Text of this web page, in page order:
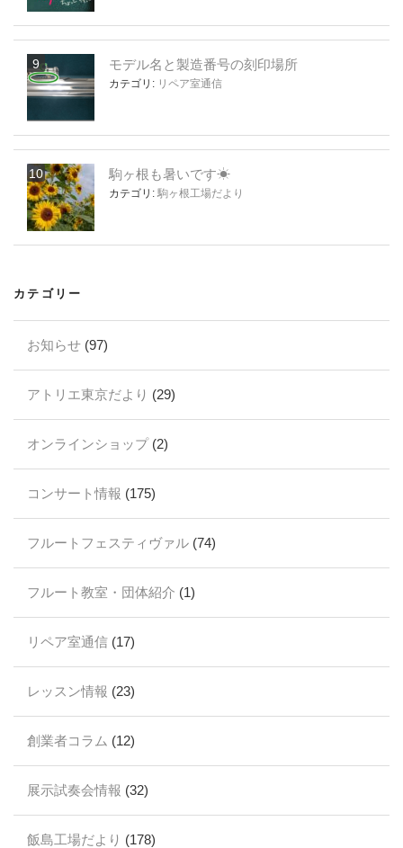
モデル名と製造番号の刻印場所
カテゴリ: リペア室通信
駒ヶ根も暑いです☀
カテゴリ: 駒ヶ根工場だより
カテゴリー
お知らせ (97)
アトリエ東京だより (29)
オンラインショップ(2)
コンサート情報 (175)
フルートフェスティヴァル (74)
フルート教室・団体紹介 (1)
リペア室通信 (17)
レッスン情報 (23)
創業者コラム (12)
展示試奏会情報 (32)
飯島工場だより (178)